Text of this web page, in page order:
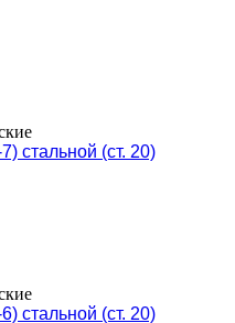
стальной (ст. 20)
стальной (ст. 20)